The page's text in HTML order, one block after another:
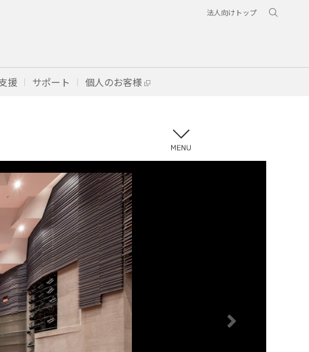
法人向けトップ
援 サポート 個人のお客様